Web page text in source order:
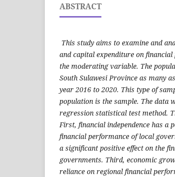
ABSTRACT
This study aims to examine and
and capital expenditure on
the moderating variable. The
South Sulawesi Province as many
year 2016 to 2020. This type of
population is the sample. The data
regression statistical test method.
First, financial independence has a
financial performance of local
a significant positive effect on the
governments. Third, economic
reliance on regional financial